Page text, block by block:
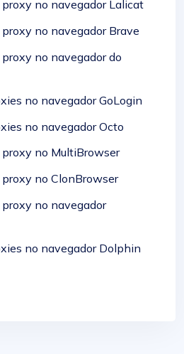
no navegador Lalicat
no navegador Brave
no navegador do
no navegador GoLogin
no navegador Octo
proxy no MultiBrowser
no ClonBrowser
no navegador
no navegador Dolphin